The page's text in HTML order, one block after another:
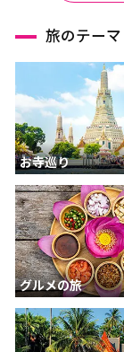
旅のテーマ
お寺巡り
グルメの旅